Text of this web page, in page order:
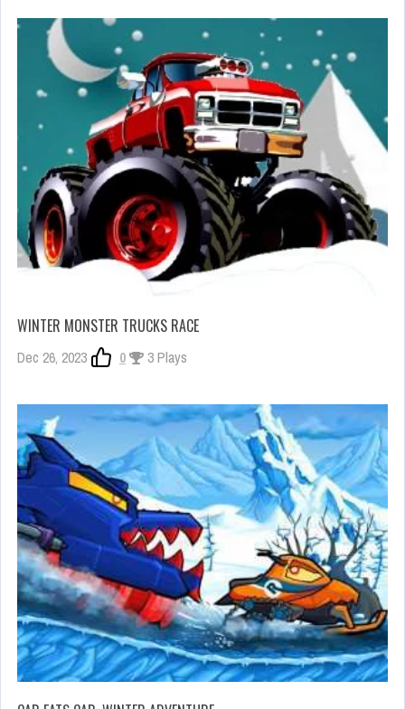
WINTER MONSTER TRUCKS RACE
Dec 26, 2023 0 3 Plays